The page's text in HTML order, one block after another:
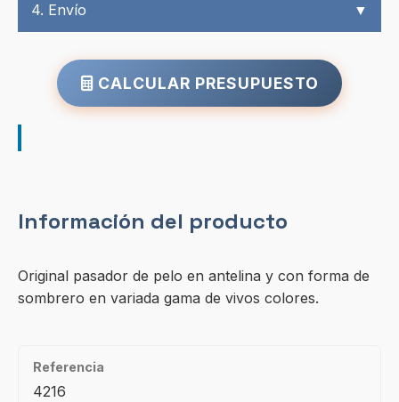
4. Envío ▼
CALCULAR PRESUPUESTO
Información del producto
Original pasador de pelo en antelina y con forma de
sombrero en variada gama de vivos colores.
Referencia
4216